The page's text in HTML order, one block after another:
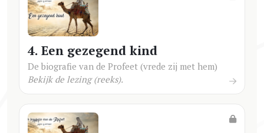
4. Een gezegend kind
De biografie van de Profeet (vrede zij met hem)
Bekijk de lezing (reeks).